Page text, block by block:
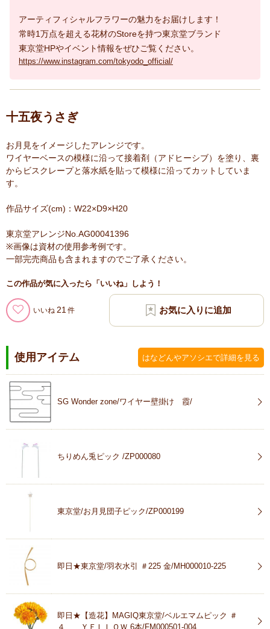
アーティフィシャルフラワーの魅力をお届けします！
常時1万点を超える花材のStoreを持つ東京堂ブランド
東京堂HPやイベント情報をぜひご覧ください。
https://www.instagram.com/tokyodo_official/
十五夜うさぎ
お月見をイメージしたアレンジです。
ワイヤーベースの模様に沿って接着剤（アドヒーシブ）を塗り、裏
からビスクレープと落水紙を貼って模様に沿ってカットしていま
す。
作品サイズ(cm)：W22×D9×H20
東京堂アレンジNo.AG00041396
※画像は資材の使用参考例です。
一部完売商品も含まれますのでご了承ください。
この作品が気に入ったら「いいね」しよう！
いいね 21
使用アイテム はなどんやアソシエで詳細を見る
SG Wonder zone/ワイヤー壁掛け 霞/
ちりめん兎ピック /ZP000080
東京堂/お月見団子ピック/ZP000199
即日★東京堂/羽衣水引 ＃225 金/MH000010-225
即日★【造花】MAGIQ東京堂/ベルエマムピック ＃
４ ＹＥＬＬＯＷ 6本/FM000501-004